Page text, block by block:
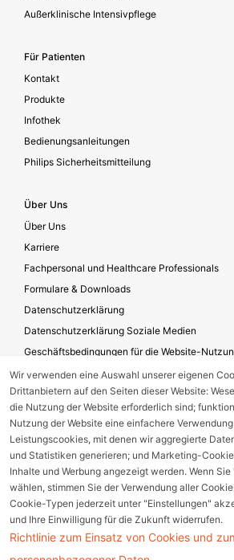
Außerklinische Intensivpflege
Für Patienten
Kontakt
Produkte
Infothek
Bedienungsanleitungen
Philips Sicherheitsmitteilung
Über Uns
Über Uns
Karriere
Fachpersonal und Healthcare Professionals
Formulare & Downloads
Datenschutzerklärung
Datenschutzerklärung Soziale Medien
Geschäftsbedingungen für die Website-
Impressum
Unternehmensverantwortung
Gerätestörung melden
Nebenwirkungsmeldung
Cookie Einstellungen
Wir verwenden eine Auswahl unserer eigenen
Drittanbietern auf den Seiten dieser Website:
die Nutzung der Website erforderlich sind;
Nutzung der Website eine einfachere
Leistungscookies, mit denen wir aggregierte
und Statistiken generieren; und Marketing-
Inhalte und Werbung angezeigt werden. Wenn Sie
wählen, stimmen Sie der Verwendung aller
Cookie-Typen jederzeit unter "Einstellungen"
und Ihre Einwilligung für die Zukunft widerrufen.
Richtlinie zum Einsatz von Cookies und